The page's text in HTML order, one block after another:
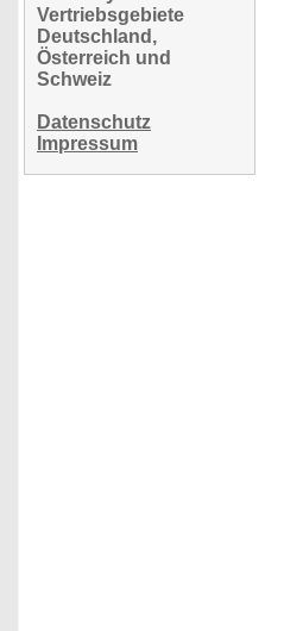
Vertriebsgebiete
Deutschland,
Österreich und
Schweiz
Datenschutz
Impressum